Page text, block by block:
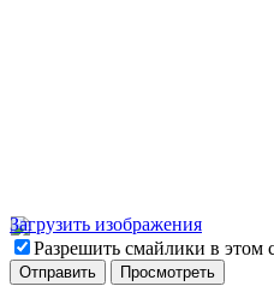
Загрузить изображения
Разрешить смайлики в этом